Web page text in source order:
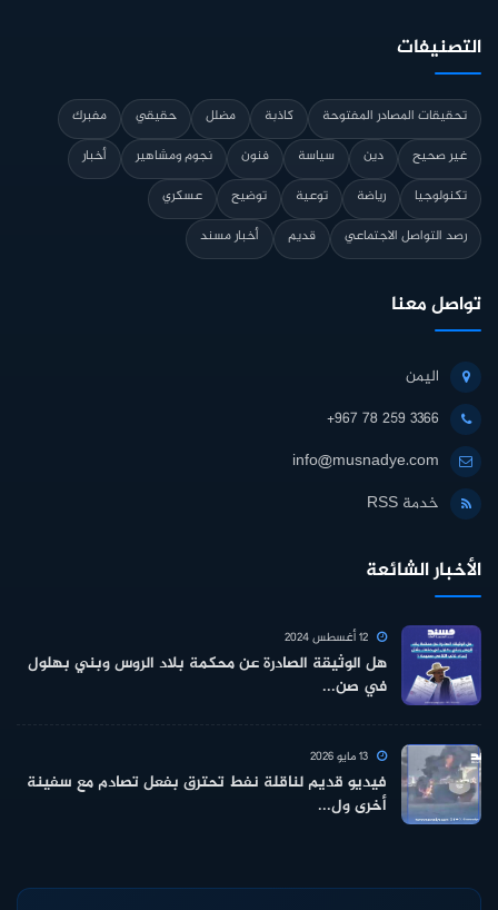
التصنيفات
تحقيقات المصادر المفتوحة كاذبة مضلل حقيقي
مفبرك
غير صحيح
دين سياسة فنون نجوم ومشاهير
أخبار
تكنولوجيا
رياضة توعية توضيح
عسكري
رصد التواصل الاجتماعي
قديم أخبار مسند
تواصل معنا
اليمن
+967 78 259 3366
info@musnadye.com
خدمة RSS
الأخبار الشائعة
هل الوثيقة الصادرة عن محكمة بلاد الروس وبني بهلول
في صن...
فيديو قديم لناقلة نفط تحترق بفعل تصادم مع سفينة
أخرى ول...